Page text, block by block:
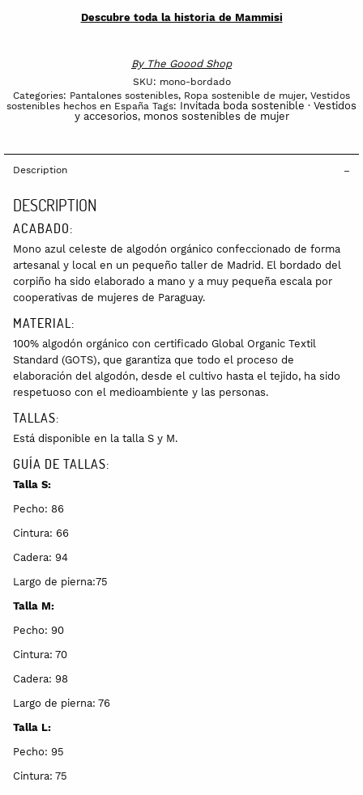
Descubre toda la historia de Mammisi
By The Goood Shop
SKU: mono-bordado
Categories: Pantalones sostenibles, Ropa sostenible de mujer, Vestidos
sostenibles hechos en España Tags: Invitada boda sostenible · Vestidos
y accesorios, monos sostenibles de mujer
Description
DESCRIPTION
ACABADO:
Mono azul celeste de algodón orgánico confeccionado de forma
artesanal y local en un pequeño taller de Madrid. El bordado del
corpiño ha sido elaborado a mano y a muy pequeña escala por
cooperativas de mujeres de Paraguay.
MATERIAL:
100% algodón orgánico con certificado Global Organic Textil
Standard (GOTS), que garantiza que todo el proceso de
elaboración del algodón, desde el cultivo hasta el tejido, ha sido
respetuoso con el medioambiente y las personas.
TALLAS:
Está disponible en la talla S y M.
GUÍA DE TALLAS:
Talla S:
Pecho: 86
Cintura: 66
Cadera: 94
Largo de pierna:75
Talla M:
Pecho: 90
Cintura: 70
Cadera: 98
Largo de pierna: 76
Talla L:
Pecho: 95
Cintura: 75